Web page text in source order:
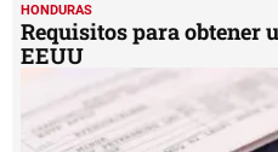
HONDURAS
Requisitos para obtener
EEUU